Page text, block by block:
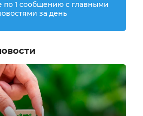
по 1 сообщению с главными
за день